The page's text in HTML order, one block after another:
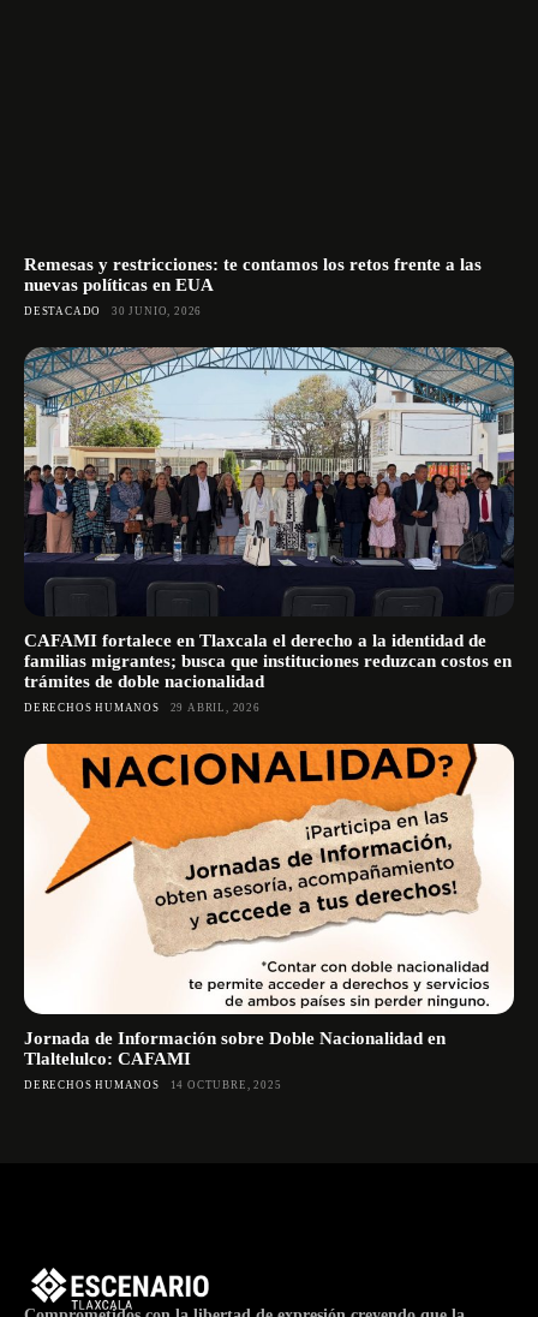
Remesas y restricciones: te contamos los retos frente a las
nuevas políticas en EUA
DESTACADO 30 JUNIO, 2026
CAFAMI fortalece en Tlaxcala el derecho a la identidad de
familias migrantes; busca que instituciones reduzcan costos en
trámites de doble nacionalidad
DERECHOS HUMANOS 29 ABRIL, 2026
Jornada de Información sobre Doble Nacionalidad en
Tlaltelulco: CAFAMI
DERECHOS HUMANOS 14 OCTUBRE, 2025